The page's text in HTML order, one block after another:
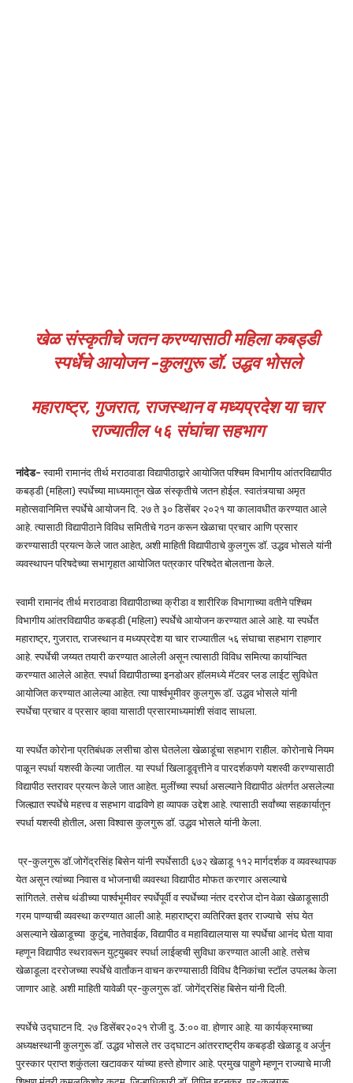
खेळ संस्कृतीचे जतन करण्यासाठी महिला कबड्डी
स्पर्धेचे आयोजन-कुलगुरू डॉ. उद्धव भोसले
महाराष्ट्र, गुजरात, राजस्थान व मध्यप्रदेश या चार
राज्यातील ५६ संघांचा सहभाग
नांदेड- स्वामी रामानंद तीर्थ मराठवाडा विद्यापीठाद्वारे आयोजित पश्चिम विभागीय आंतरविद्यापीठ
कबड्डी (महिला) स्पर्धेच्या माध्यमातून खेळ संस्कृतीचे जतन होईल. स्वातंत्र्याचा अमृत
महोत्सवानिमित्त स्पर्धेचे आयोजन दि. २७ ते ३० डिसेंबर २०२१ या कालावधीत करण्यात आले
आहे. त्यासाठी विद्यापीठाने विविध समितीचे गठन करून खेळाचा प्रचार आणि प्रसार
करण्यासाठी प्रयत्न केले जात आहेत, अशी माहिती विद्यापीठाचे कुलगुरू डॉ. उद्धव भोसले यांनी
व्यवस्थापन परिषदेच्या सभागृहात आयोजित पत्रकार परिषदेत बोलताना केले.
स्वामी रामानंद तीर्थ मराठवाडा विद्यापीठाच्या क्रीडा व शारीरिक विभागाच्या वतीने पश्चिम
विभागीय आंतरविद्यापीठ कबड्डी (महिला) स्पर्धेचे आयोजन करण्यात आले आहे. या स्पर्धेत
महाराष्ट्र, गुजरात, राजस्थान व मध्यप्रदेश या चार राज्यातील ५६ संघाचा सहभाग राहणार
आहे. स्पर्धेची जय्यत तयारी करण्यात आलेली असून त्यासाठी विविध समित्या कार्यान्वित
करण्यात आलेले आहेत. स्पर्धा विद्यापीठाच्या इनडोअर हॉलमध्ये मॅटवर प्लड लाईट सुविधेत
आयोजित करण्यात आलेल्या आहेत. त्या पार्श्वभूमीवर कुलगुरू डॉ. उद्धव भोसले यांनी
स्पर्धेचा प्रचार व प्रसार व्हावा यासाठी प्रसारमाध्यमांशी संवाद साधला.
या स्पर्धेत कोरोना प्रतिबंधक लसीचा डोस घेतलेला खेळाडूंचा सहभाग राहील. कोरोनाचे नियम
पाळून स्पर्धा यशस्वी केल्या जातील. या स्पर्धा खिलाडूवृत्तीने व पारदर्शकपणे यशस्वी करण्यासाठी
विद्यापीठ स्तरावर प्रयत्न केले जात आहेत. मुलींच्या स्पर्धा असल्याने विद्यापीठ अंतर्गत असलेल्या
जिल्ह्यात स्पर्धेचे महत्त्व व सहभाग वाढविणे हा व्यापक उद्देश आहे. त्यासाठी सर्वांच्या सहकार्यातून
स्पर्धा यशस्वी होतील, असा विश्वास कुलगुरू डॉ. उद्धव भोसले यांनी केला.
प्र-कुलगुरू डॉ.जोगेंद्रसिंह बिसेन यांनी स्पर्धेसाठी ६७२ खेळाडू ११२ मार्गदर्शक व व्यवस्थापक
येत असून त्यांच्या निवास व भोजनाची व्यवस्था विद्यापीठ मोफत करणार असल्याचे
सांगितले. तसेच थंडीच्या पार्श्वभूमीवर स्पर्धेपूर्वी व स्पर्धेच्या नंतर दररोज दोन वेळा खेळाडूसाठी
गरम पाण्याची व्यवस्था करण्यात आली आहे. महाराष्ट्रा व्यतिरिक्त इतर राज्याचे संघ येत
असल्याने खेळाडूच्या कुटुंब, नातेवाईक, विद्यापीठ व महाविद्यालयास या स्पर्धेचा आनंद घेता यावा
म्हणून विद्यापीठ स्थरावरून युट्युबवर स्पर्धा लाईव्हची सुविधा करण्यात आली आहे. तसेच
खेळाडूला दररोजच्या स्पर्धेचे वार्तांकन वाचन करण्यासाठी विविध दैनिकांचा स्टॉल उपलब्ध केला
जाणार आहे. अशी माहिती यावेळी प्र-कुलगुरू डॉ. जोगेंद्रसिंह बिसेन यांनी दिली.
स्पर्धेचे उद्घाटन दि. २७ डिसेंबर२०२१ रोजी दु. 3:०० वा. होणार आहे. या कार्यक्रमाच्या
अध्यक्षस्थानी कुलगुरू डॉ. उद्धव भोसले तर उद्घाटन आंतरराष्ट्रीय कबड्डी खेळाडू व अर्जुन
पुरस्कार प्राप्त शकुंतला खटावकर यांच्या हस्ते होणार आहे. प्रमुख पाहुणे म्हणून राज्याचे माजी